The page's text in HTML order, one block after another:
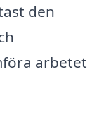
den
arbetet